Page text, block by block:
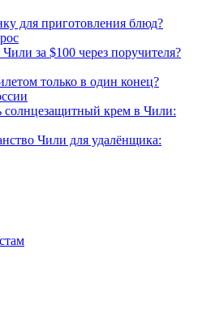
для приготовления блюд?
за $100 через поручителя?
только в один конец?
солнцезащитный крем в Чили:
Чили для удалёнщика: